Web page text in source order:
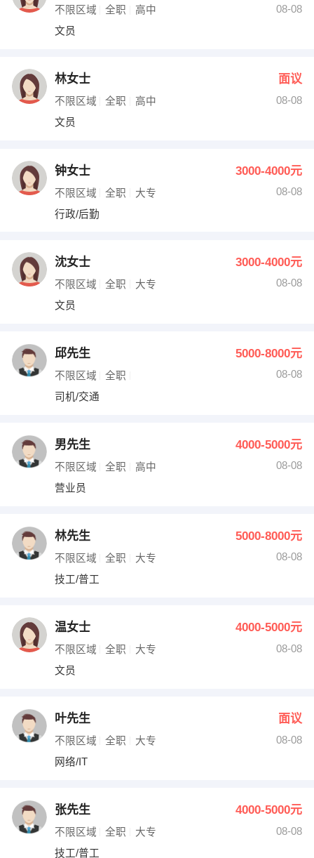
不限区域 全职 高中
08-08
文员
林女士 面议
不限区域 全职 高中
08-08
文员
钟女士 3000-4000元
不限区域 全职 大专
08-08
行政/后勤
沈女士 3000-4000元
不限区域 全职 大专
08-08
文员
邱先生 5000-8000元
不限区域 全职
08-08
司机/交通
男先生 4000-5000元
不限区域 全职 高中
08-08
营业员
林先生 5000-8000元
不限区域 全职 大专
08-08
技工/普工
温女士 4000-5000元
不限区域 全职 大专
08-08
文员
叶先生 面议
不限区域 全职 大专
08-08
网络/IT
张先生 4000-5000元
不限区域 全职 大专
08-08
技工/普工